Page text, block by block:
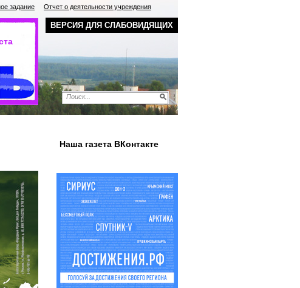
ВЕРСИЯ ДЛЯ СЛАБОВИДЯЩИХ
задание Отчет о деятельности учреждения
Наша газета ВКонтакте